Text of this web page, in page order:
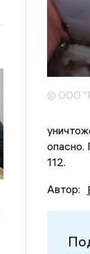
© ООО
опасно.
112.
Автор: